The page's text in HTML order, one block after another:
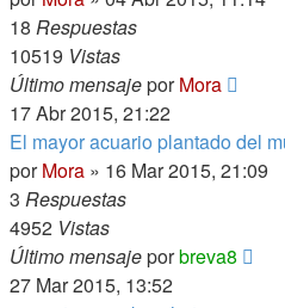
18 Respuestas
10519 Vistas
Último mensajeporMora
17 Abr 2015, 21:22
El mayor acuario plantado del
porMora » 16 Mar 2015, 21:09
3 Respuestas
4952 Vistas
Último mensajeporbreva8
27 Mar 2015, 13:52